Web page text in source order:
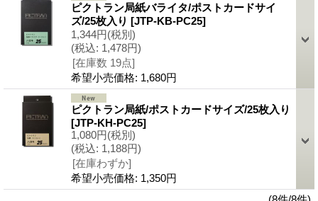
ピクトラン局紙バライタ/ポストカードサイ
ズ/25枚入り [JTP-KB-PC25]
1,344円(税別)
(税込: 1,478円)
[在庫数 19点]
希望小売価格: 1,680円
ピクトラン局紙/ポストカードサイズ/25枚入り
[JTP-KH-PC25]
1,080円(税別)
(税込: 1,188円)
[在庫わずか]
希望小売価格: 1,350円